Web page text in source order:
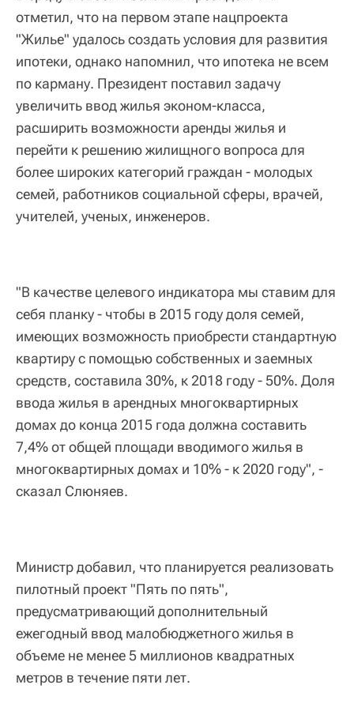
отметил, что на первом этапе нацпроекта
"Жилье" удалось создать условия для развития
ипотеки, однако напомнил, что ипотека не всем
по карману. Президент поставил задачу
увеличить ввод жилья эконом-класса,
расширить возможности аренды жилья и
перейти к решению жилищного вопроса для
более широких категорий граждан - молодых
семей, работников социальной сферы, врачей,
учителей, ученых, инженеров.
"В качестве целевого индикатора мы ставим для
себя планку - чтобы в 2015 году доля семей,
имеющих возможность приобрести стандартную
квартиру с помощью собственных и заемных
средств, составила 30%, к 2018 году - 50%. Доля
ввода жилья в арендных многоквартирных
домах до конца 2015 года должна составить
7,4% от общей площади вводимого жилья в
многоквартирных домах и 10% - к 2020 году", -
сказал Слюняев.
Министр добавил, что планируется реализовать
пилотный проект "Пять по пять",
предусматривающий дополнительный
ежегодный ввод малобюджетного жилья в
объеме не менее 5 миллионов квадратных
метров в течение пяти лет.